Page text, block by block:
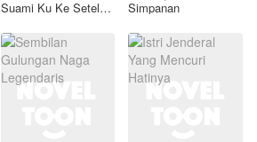
Suami Ku Ke Setelan Simpanan